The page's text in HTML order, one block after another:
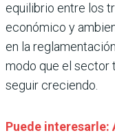
equilibrio entre los
económico y
en la
modo que el sector
seguir creciendo.
Puede interesarle: